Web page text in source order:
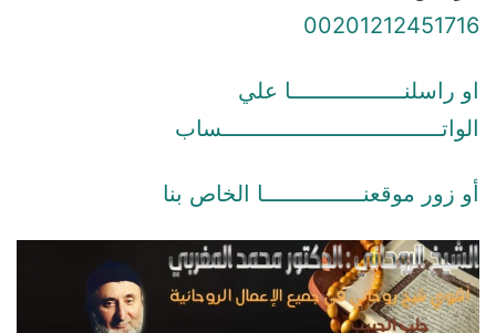
00201212451716
او راسلنـــــــــــــــــا علي
الواتـــــــــــــــــــــــــــــــــساب
أو زور موقعنـــــــــــــــا الخاص بنا